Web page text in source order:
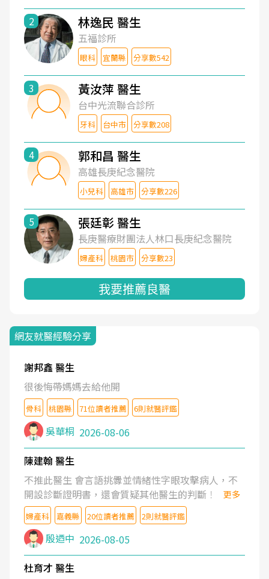
2 林逸民 醫生
五福診所
眼科 宜蘭縣 分享數542
3 黃汝萍 醫生
台中光流聯合診所
牙科 台中市 分享數208
4 郭和昌 醫生
高雄長庚紀念醫院
小兒科 高雄市 分享數226
5 張廷彰 醫生
長庚醫療財團法人林口長庚紀念醫院
婦產科 桃園市 分享數23
我要推薦良醫
網友就醫經驗分享
謝邦鑫 醫生
很後悔帶媽媽去給他開
骨科 桃園縣 71位讀者推薦 6則就醫評鑑
吳華桐 2026-08-06
陳建翰 醫生
不推此醫生 會言語挑釁並情緒性字眼攻擊病人，不
開設診斷證明書，還會質疑其他醫生的判斷！
更多
婦產科 嘉義縣 20位讀者推薦 2則就醫評鑑
殷迺中 2026-08-05
杜育才 醫生